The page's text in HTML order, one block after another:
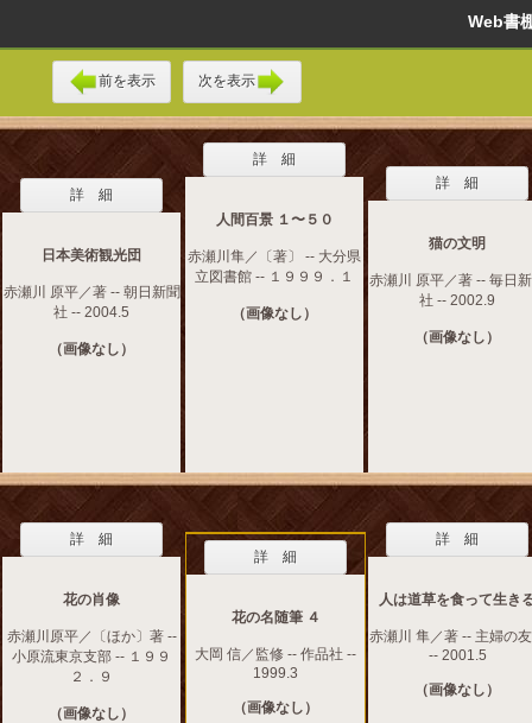
Web
前を表示 次を表示
詳 細
日本美術観光団
赤瀬川 原平／著 -- 朝日新聞
社 -- 2004.5
（画像なし）
詳 細
人間百景 １〜５０
赤瀬川隼／〔著〕 -- 大分県
立図書館 -- １９９９．１
（画像なし）
詳 細
猫の文明
赤瀬川 原平／著 -- 毎日
社 -- 2002.9
（画像なし）
詳 細
花の肖像
赤瀬川原平／〔ほか〕著 --
小原流東京支部 -- １９９
２．９
（画像なし）
詳 細
花の名随筆 ４
大岡 信／監修 -- 作品社 --
1999.3
（画像なし）
詳 細
人は道草を食って生き
赤瀬川 隼／著 -- 主婦の
-- 2001.5
（画像なし）